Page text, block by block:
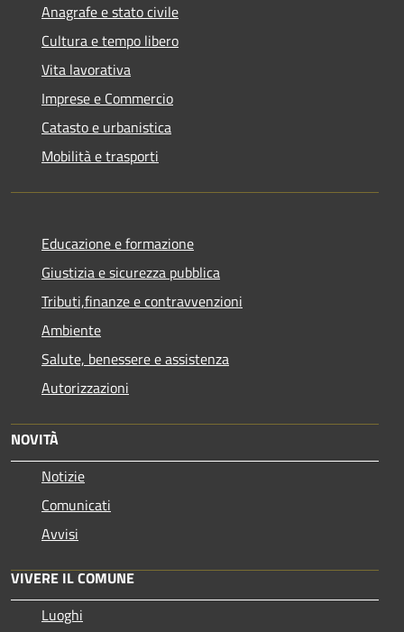
Anagrafe e stato civile
Cultura e tempo libero
Vita lavorativa
Imprese e Commercio
Catasto e urbanistica
Mobilità e trasporti
Educazione e formazione
Giustizia e sicurezza pubblica
Tributi,finanze e contravvenzioni
Ambiente
Salute, benessere e assistenza
Autorizzazioni
NOVITÀ
Notizie
Comunicati
Avvisi
VIVERE IL COMUNE
Luoghi